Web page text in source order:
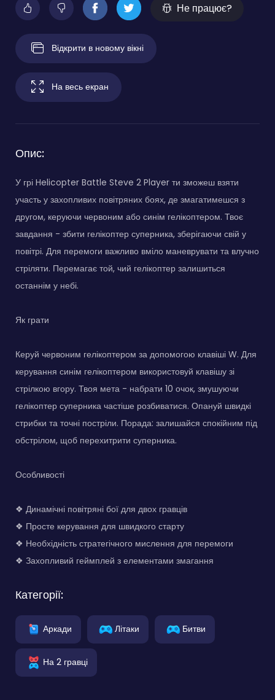
Не працює?
Відкрити в новому вікні
На весь екран
Опис:
У грі Helicopter Battle Steve 2 Player ти зможеш взяти
участь у захопливих повітряних боях, де змагатимешся з
другом, керуючи червоним або синім гелікоптером. Твоє
завдання - збити гелікоптер суперника, зберігаючи свій у
повітрі. Для перемоги важливо вміло маневрувати та влучно
стріляти. Перемагає той, чий гелікоптер залишиться
останнім у небі.
Як грати
Керуй червоним гелікоптером за допомогою клавіші W. Для
керування синім гелікоптером використовуй клавішу зі
стрілкою вгору. Твоя мета - набрати 10 очок, змушуючи
гелікоптер суперника частіше розбиватися. Опануй швидкі
стрибки та точні постріли. Порада: залишайся спокійним під
обстрілом, щоб перехитрити суперника.
Особливості
❖ Динамічні повітряні бої для двох гравців
❖ Просте керування для швидкого старту
❖ Необхідність стратегічного мислення для перемоги
❖ Захопливий геймплей з елементами змагання
Категорії:
Аркади Літаки Битви
На 2 гравці